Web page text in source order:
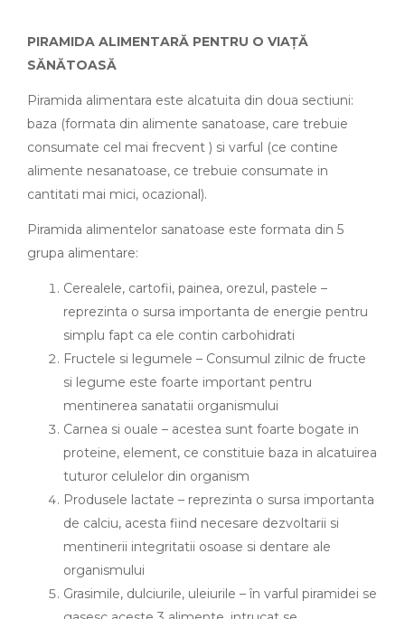
PIRAMIDA ALIMENTARĂ PENTRU O VIAȚĂ
SĂNĂTOASĂ
Piramida alimentara este alcatuita din doua sectiuni:
baza (formata din alimente sanatoase, care trebuie
consumate cel mai frecvent ) si varful (ce contine
alimente nesanatoase, ce trebuie consumate in
cantitati mai mici, ocazional).
Piramida alimentelor sanatoase este formata din 5
grupa alimentare:
Cerealele, cartofii, painea, orezul, pastele –
reprezinta o sursa importanta de energie pentru
simplu fapt ca ele contin carbohidrati
Fructele si legumele – Consumul zilnic de fructe
si legume este foarte important pentru
mentinerea sanatatii organismului
Carnea si ouale – acestea sunt foarte bogate in
proteine, element, ce constituie baza in alcatuirea
tuturor celulelor din organism
Produsele lactate – reprezinta o sursa importanta
de calciu, acesta fiind necesare dezvoltarii si
mentinerii integritatii osoase si dentare ale
organismului
Grasimile, dulciurile, uleiurile – în varful piramidei se